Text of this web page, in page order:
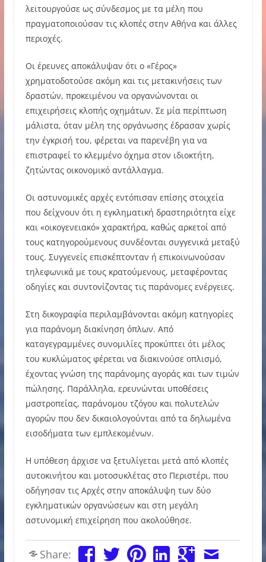
λειτουργούσε ως σύνδεσμος με τα μέλη που
πραγματοποιούσαν τις κλοπές στην Αθήνα και άλλες
περιοχές.
Οι έρευνες αποκάλυψαν ότι ο «Γέρος»
χρηματοδοτούσε ακόμη και τις μετακινήσεις των
δραστών, προκειμένου να οργανώνονται οι
επιχειρήσεις κλοπής οχημάτων. Σε μία περίπτωση
μάλιστα, όταν μέλη της οργάνωσης έδρασαν χωρίς
την έγκρισή του, φέρεται να παρενέβη για να
επιστραφεί το κλεμμένο όχημα στον ιδιοκτήτη,
ζητώντας οικονομικό αντάλλαγμα.
Οι αστυνομικές αρχές εντόπισαν επίσης στοιχεία
που δείχνουν ότι η εγκληματική δραστηριότητα είχε
και «οικογενειακό» χαρακτήρα, καθώς αρκετοί από
τους κατηγορούμενους συνδέονται συγγενικά μεταξύ
τους. Συγγενείς επισκέπτονταν ή επικοινωνούσαν
τηλεφωνικά με τους κρατούμενους, μεταφέροντας
οδηγίες και συντονίζοντας τις παράνομες ενέργειες.
Στη δικογραφία περιλαμβάνονται ακόμη κατηγορίες
για παράνομη διακίνηση όπλων. Από
καταγεγραμμένες συνομιλίες προκύπτει ότι μέλος
του κυκλώματος φέρεται να διακινούσε οπλισμό,
έχοντας γνώση της παράνομης αγοράς και των τιμών
πώλησης. Παράλληλα, ερευνώνται υποθέσεις
μαστροπείας, παράνομου τζόγου και πολυτελών
αγορών που δεν δικαιολογούνται από τα δηλωμένα
εισοδήματα των εμπλεκομένων.
Η υπόθεση άρχισε να ξετυλίγεται μετά από κλοπές
αυτοκινήτου και μοτοσυκλέτας στο Περιστέρι, που
οδήγησαν τις Αρχές στην αποκάλυψη των δύο
εγκληματικών οργανώσεων και στη μεγάλη
αστυνομική επιχείρηση που ακολούθησε.
Share: